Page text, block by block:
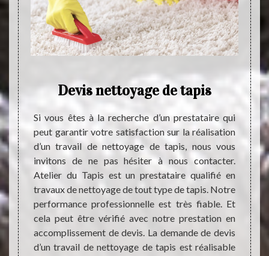
de
de
pas
Devis nettoyage de tapis
Si vous êtes à la recherche d’un prestataire qui
peut garantir votre satisfaction sur la réalisation
d’un travail de nettoyage de tapis, nous vous
invitons de ne pas hésiter à nous contacter.
Atelier du Tapis est un prestataire qualifié en
travaux de nettoyage de tout type de tapis. Notre
performance professionnelle est très fiable. Et
cela peut être vérifié avec notre prestation en
accomplissement de devis. La demande de devis
d’un travail de nettoyage de tapis est réalisable
Le
Il
pour
tapis